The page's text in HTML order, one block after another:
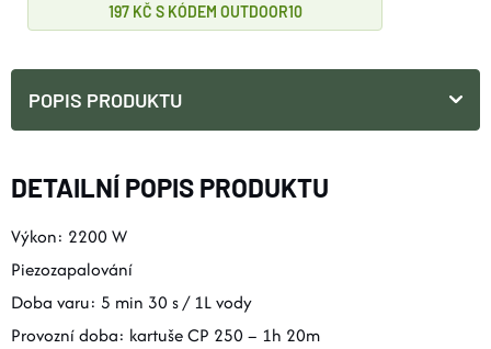
197 KČ OUTDOOR10
POPIS PRODUKTU
DETAILNÍ POPIS PRODUKTU
Výkon: 2200 W
Piezozapalování
Doba varu: 5 min 30 s / 1L vody
Provozní doba: kartuše CP 250 – 1h 20m